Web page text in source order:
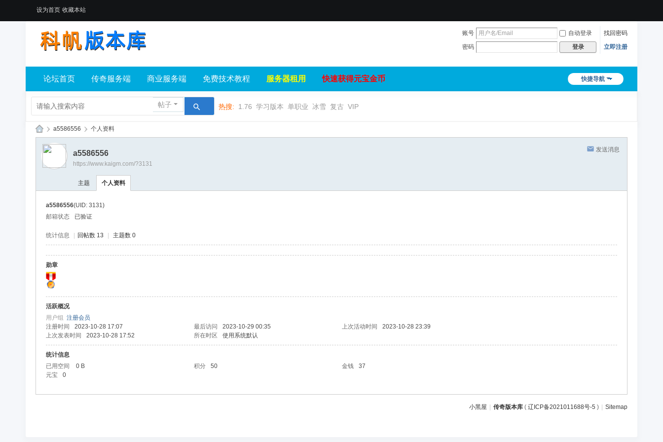
设为首页 收藏本站
账号 自动登录
找回密码
密码
登录 立即注册
快捷导航
论坛首页 传奇服务端 商业服务端 免费技术教程 服务器租用 快速获得元宝金币
帖子 热搜: 1.76 学习版本 单职业 冰雪 复古 VIP
科
› a5586556 › 个人资料
发送消息
a5586556
https://www.kaigm.com/?3131
主题 个人资料
a5586556(UID: 3131)
邮箱状态
已验证
统计信息 回帖数 13 主题数 0
勋章
活跃概况
用户组 注册会员
注册时间
2023-10-28 17:07 最后访问 2023-10-29 00:35 上次活动时间
2023-10-28 23:39
上次发表时间
2023-10-28 17:52 所在时区 使用系统默认
统计信息
已用空间
0 B 积分 50 金钱
37
元宝
0
小黑屋 传奇版本库 ( 辽ICP备2021011688号-5 ) Sitemap